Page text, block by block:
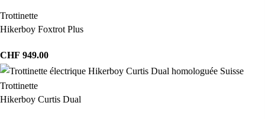
Trottinette
Hikerboy Foxtrot Plus
CHF 949.00
Trottinette
Hikerboy Curtis Dual